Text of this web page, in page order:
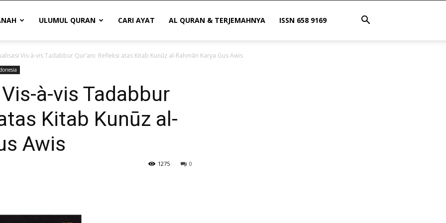
ULUMUL QURAN CARI AYAT AL QURAN & TERJEMAHNYA ISSN 658 9169
Vis-à-vis Tadabbur Qur’ani: Refleksi atas Kitab Kunūz al-Rahmān Karya Gus Awis
à-vis Tadabbur
Kitab Kunūz al-
Awis
0
1275